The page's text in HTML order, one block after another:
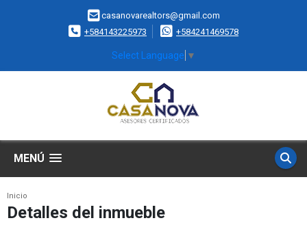
casanovarealtors@gmail.com
+584143225973
+584241469578
Select Language ▼
MENÚ
Inicio
Detalles del inmueble